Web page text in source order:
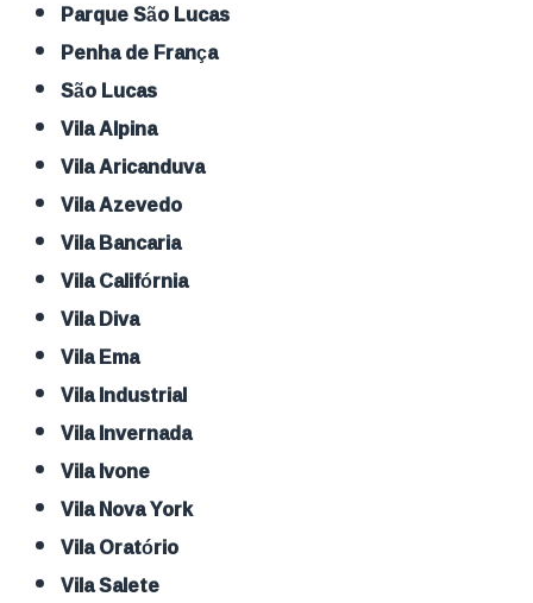
Parque São Lucas
Penha de França
São Lucas
Vila Alpina
Vila Aricanduva
Vila Azevedo
Vila Bancaria
Vila Califórnia
Vila Diva
Vila Ema
Vila Industrial
Vila Invernada
Vila Ivone
Vila Nova York
Vila Oratório
Vila Salete